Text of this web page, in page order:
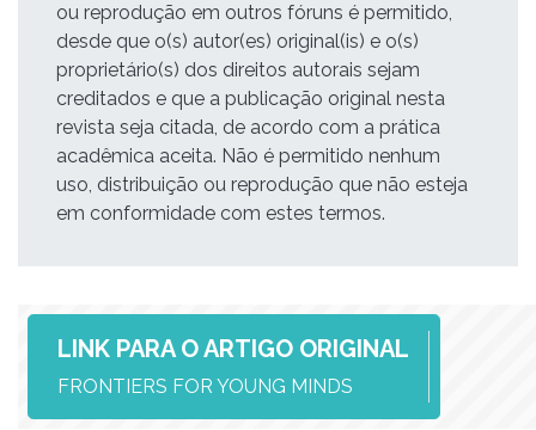
ou reprodução em outros fóruns é permitido,
desde que o(s) autor(es) original(is) e o(s)
proprietário(s) dos direitos autorais sejam
creditados e que a publicação original nesta
revista seja citada, de acordo com a prática
acadêmica aceita. Não é permitido nenhum
uso, distribuição ou reprodução que não esteja
em conformidade com estes termos.
LINK PARA O ARTIGO ORIGINAL
FRONTIERS FOR YOUNG MINDS